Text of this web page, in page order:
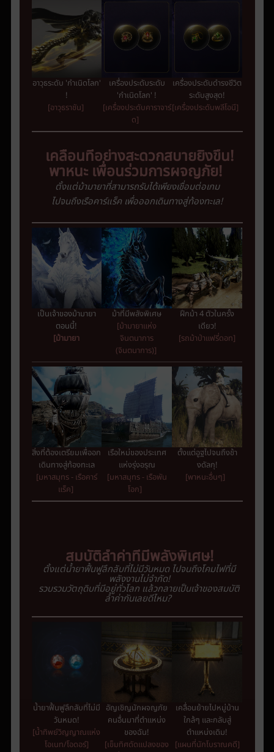
อาวุธระดับ 'กำเนิดโลก'
!
[อาวุธราชัน]
เครื่องประดับระดับ
'กำเนิดโลก' !
[เครื่องประดับคาราจาร์
ด]
เครื่องประดับดำรงชีวิต
ระดับสูงสุด!
[เครื่องประดับพลีโอนี]
เคลื่อนที่อย่างสะดวกสบายยิ่งขึ้น!
พาหนะ เพื่อนร่วมการผจญภัย!
ตั้งแต่ม้ามายาที่สามารถรับได้เพียงเชื่อมต่อเกม
ไปจนถึงเรือคาร์แร็ค เพื่อออกเดินทางสู่ท้องทะเล!
เป็นเจ้าของม้ามายา
ตอนนี้!
[ม้ามายา
ม้าที่มีพลังพิเศษ
[ม้ามายาแห่ง
จินตนาการ
(จินตนาการ)]
ฝึกม้า 4 ตัวในครั้ง
เดียว!
[รถม้าป่าแฟรี่ดอท]
สิ่งที่ต้องเตรียมเพื่ออก
เดินทางสู่ท้องทะเล
[มหาสมุทร - เรือคาร์
แร็ค]
เรือใหม่ของประเทศ
แห่งรุ่งอรุณ
[มหาสมุทร - เรือพัน
โอก]
ตั้งแต่อูฐไปจนถึงช้า
งดัลกุ!
[พาหนะอื่นๆ]
สมบัติล้ำค่าที่มีพลังพิเศษ!
ตั้งแต่น้ำยาฟื้นฟูลึกลับที่ไม่มีวันหมด ไปจนถึงโคมไฟที่มี
พลังงานไม่จำกัด!
รวบรวมวัตถุดิบที่มีอยู่ทั่วโลก แล้วกลายเป็นเจ้าของสมบัติ
ล้ำค่ากันเลยดีไหม?
น้ำยาฟื้นฟูลึกลับที่ไม่มี
วันหมด!
[น้ำทิพย์วิญญาณแห่ง
โอเนท/โอดอร์]
อัญเชิญนักผจญภัย
คนอื่นมาที่ตำแหน่ง
ของฉัน!
[เข็มทิศดัดแปลงของ
เคลื่อนย้ายไปหมู่บ้าน
ใกล้ๆ และกลับสู่
ตำแหน่งเดิม!
[แผนที่นักโบราณคดี]